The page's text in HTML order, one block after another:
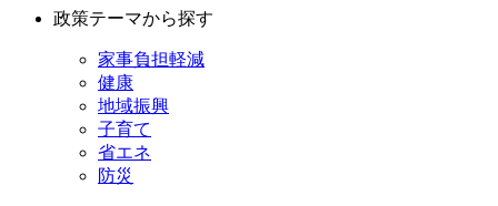
政策テーマから探す
家事負担軽減
健康
地域振興
子育て
省エネ
防災